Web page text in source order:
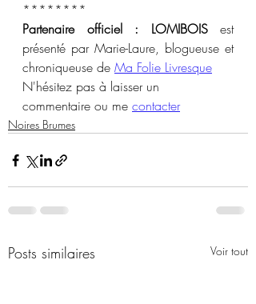
********
Partenaire officiel : LOMIBOIS est
présenté par Marie-Laure, blogueuse et
chroniqueuse de Ma Folie Livresque
N'hésitez pas à laisser un
commentaire ou me contacter
Noires Brumes
Posts similaires Voir tout